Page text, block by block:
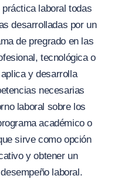
laboral todas
desarrolladas por un
de pregrado en las
tecnológica o
y desarrolla
necesarias
laboral sobre los
académico o
sirve como opción
y obtener un
laboral.